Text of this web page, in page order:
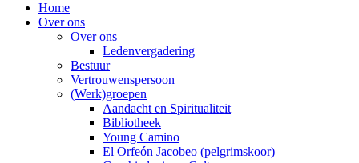
Home
Over ons
Over ons
Ledenvergadering
Bestuur
Vertrouwenspersoon
(Werk)groepen
Aandacht en Spiritualiteit
Bibliotheek
Young Camino
El Orfeón Jacobeo (pelgrimskoor)